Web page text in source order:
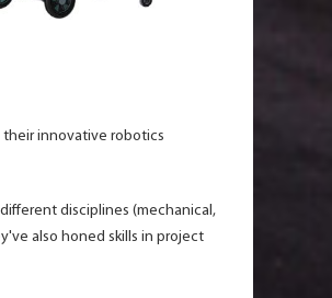
their innovative robotics
disciplines (mechanical,
also honed skills in project